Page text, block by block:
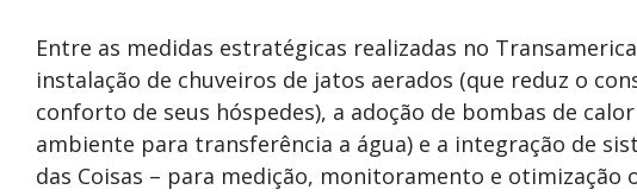
Entre as medidas estratégicas realizadas no
instalação de chuveiros de jatos aerados (que reduz o
conforto de seus hóspedes), a adoção de bombas de
ambiente para transferência a água) e a integração de
das Coisas – para medição, monitoramento e otimização